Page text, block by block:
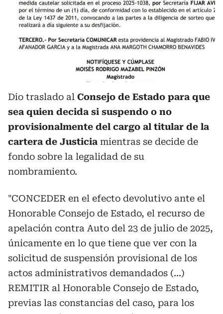
Dio traslado al Consejo de Estado para que
sea quien decida si suspendo o no
provisionalmente del cargo al titular de la
cartera de Justicia mientras se decide de
fondo sobre la legalidad de su
nombramiento.
"CONCEDER en el efecto devolutivo ante el
Honorable Consejo de Estado, el recurso de
apelación contra Auto del 23 de julio de 2025,
únicamente en lo que tiene que ver con la
solicitud de suspensión provisional de los
actos administrativos demandados (...)
REMITIR al Honorable Consejo de Estado,
previas las constancias del caso, para los